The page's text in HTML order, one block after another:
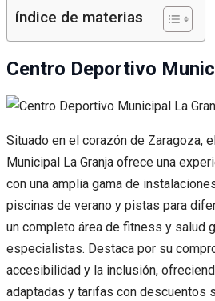
índice de materias
Centro Deportivo
Situado en el corazón de Zaragoza,
Municipal La Granja ofrece una
con una amplia gama de
piscinas de verano y pistas para
un completo área de fitness y salud
especialistas. Destaca por su
accesibilidad y la inclusión,
adaptadas y tarifas con descuentos